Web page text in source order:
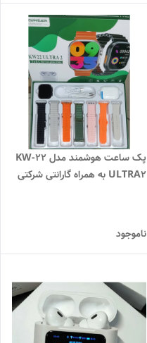
پک ساعت هوشمند مدل KW-22
ULTRA2 به همراه گارانتی شرکتی
ناموجود